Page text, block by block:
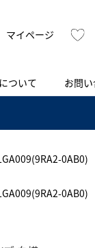
マイページ
（札幌）
ング ブティック 銀
ついて お問
0AB0)
0AB0)